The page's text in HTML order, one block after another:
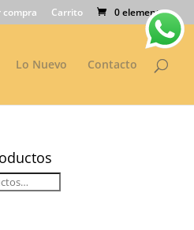
compra Carrito 0 elementos
Lo Nuevo Contacto